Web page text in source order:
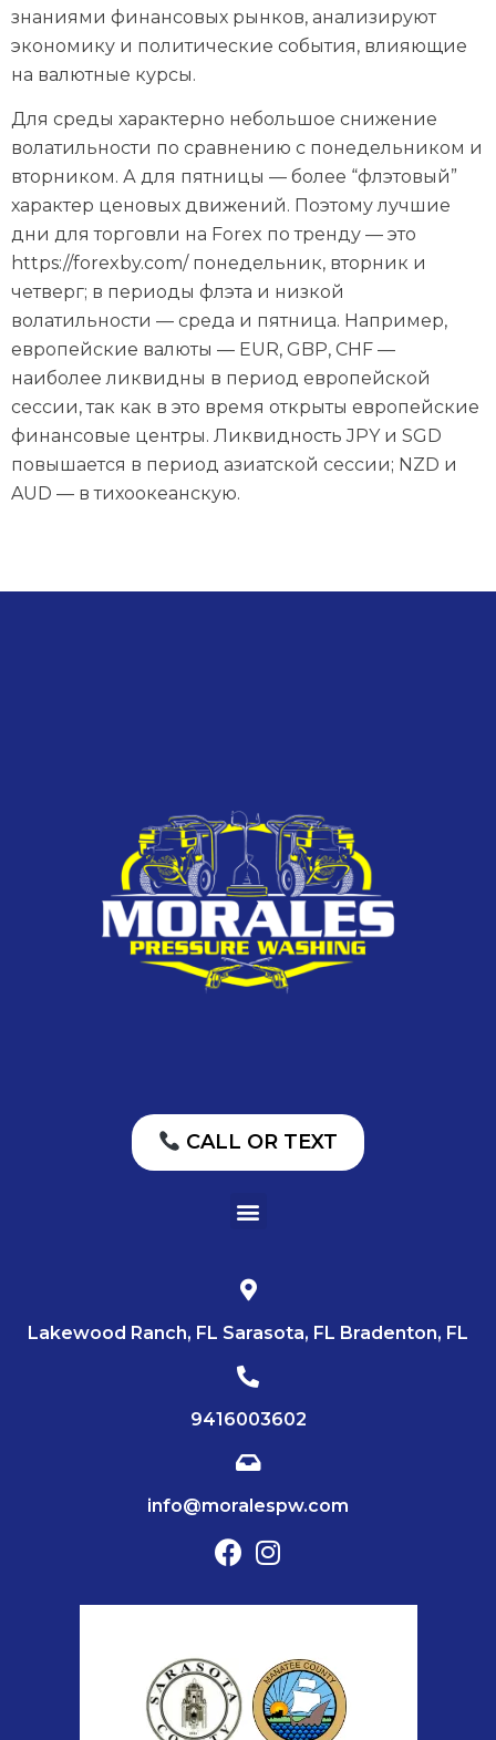
знаниями финансовых рынков, анализируют
экономику и политические события, влияющие
на валютные курсы.
Для среды характерно небольшое снижение
волатильности по сравнению с понедельником и
вторником. А для пятницы — более “флэтовый”
характер ценовых движений. Поэтому лучшие
дни для торговли на Forex по тренду — это
https://forexby.com/ понедельник, вторник и
четверг; в периоды флэта и низкой
волатильности — среда и пятница. Например,
европейские валюты — EUR, GBP, CHF —
наиболее ликвидны в период европейской
сессии, так как в это время открыты европейские
финансовые центры. Ликвидность JPY и SGD
повышается в период азиатской сессии; NZD и
AUD — в тихоокеанскую.
CALL OR TEXT
Lakewood Ranch, FL Sarasota, FL Bradenton, FL
9416003602
info@moralespw.com